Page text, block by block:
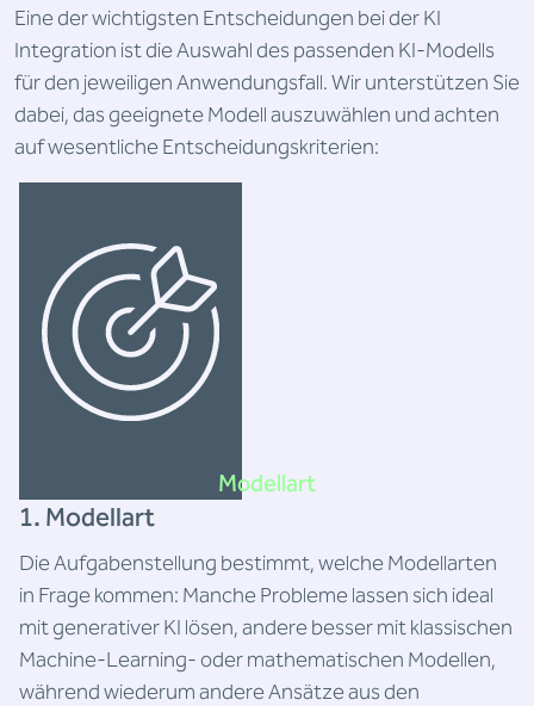
Eine der wichtigsten Entscheidungen bei der KI
Integration ist die Auswahl des passenden KI-Modells
für den jeweiligen Anwendungsfall. Wir unterstützen Sie
dabei, das geeignete Modell auszuwählen und achten
auf wesentliche Entscheidungskriterien:
Modellart
1. Modellart
Die Aufgabenstellung bestimmt, welche Modellarten
in Frage kommen: Manche Probleme lassen sich ideal
mit generativer KI lösen, andere besser mit klassischen
Machine-Learning- oder mathematischen Modellen,
während wiederum andere Ansätze aus den